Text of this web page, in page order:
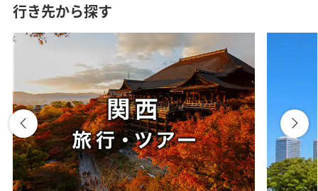
行き先から探す